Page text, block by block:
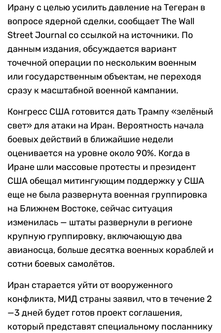
Ирану с целью усилить давление на Тегеран в
вопросе ядерной сделки, сообщает The Wall
Street Journal со ссылкой на источники. По
данным издания, обсуждается вариант
точечной операции по нескольким военным
или государственным объектам, не переходя
сразу к масштабной военной кампании.
Конгресс США готовится дать Трампу «зелёный
свет» для атаки на Иран. Вероятность начала
боевых действий в ближайшие недели
оценивается на уровне около 90%. Когда в
Иране шли массовые протесты и президент
США обещал митингующим поддержку у США
еще не была развернута военная группировка
на Ближнем Востоке, сейчас ситуация
изменилась — штаты развернули в регионе
крупную группировку, включающую два
авианосца, больше десятка военных кораблей и
сотни боевых самолётов.
Иран старается уйти от вооруженного
конфликта, МИД страны заявил, что в течение 2
—3 дней будет готов проект соглашения,
который представят специальному посланнику